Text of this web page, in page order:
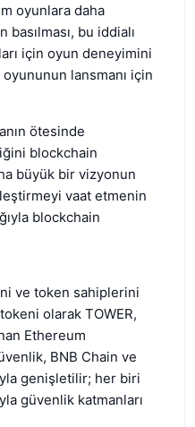
oyunlara daha
bu iddialı
için oyun deneyimini
lansmanı için
ötesinde
blockchain
büyük bir vizyonun
vaat etmenin
blockchain
ve token sahiplerini
olarak TOWER,
Ethereum
BNB Chain ve
genişletilir; her biri
güvenlik katmanları